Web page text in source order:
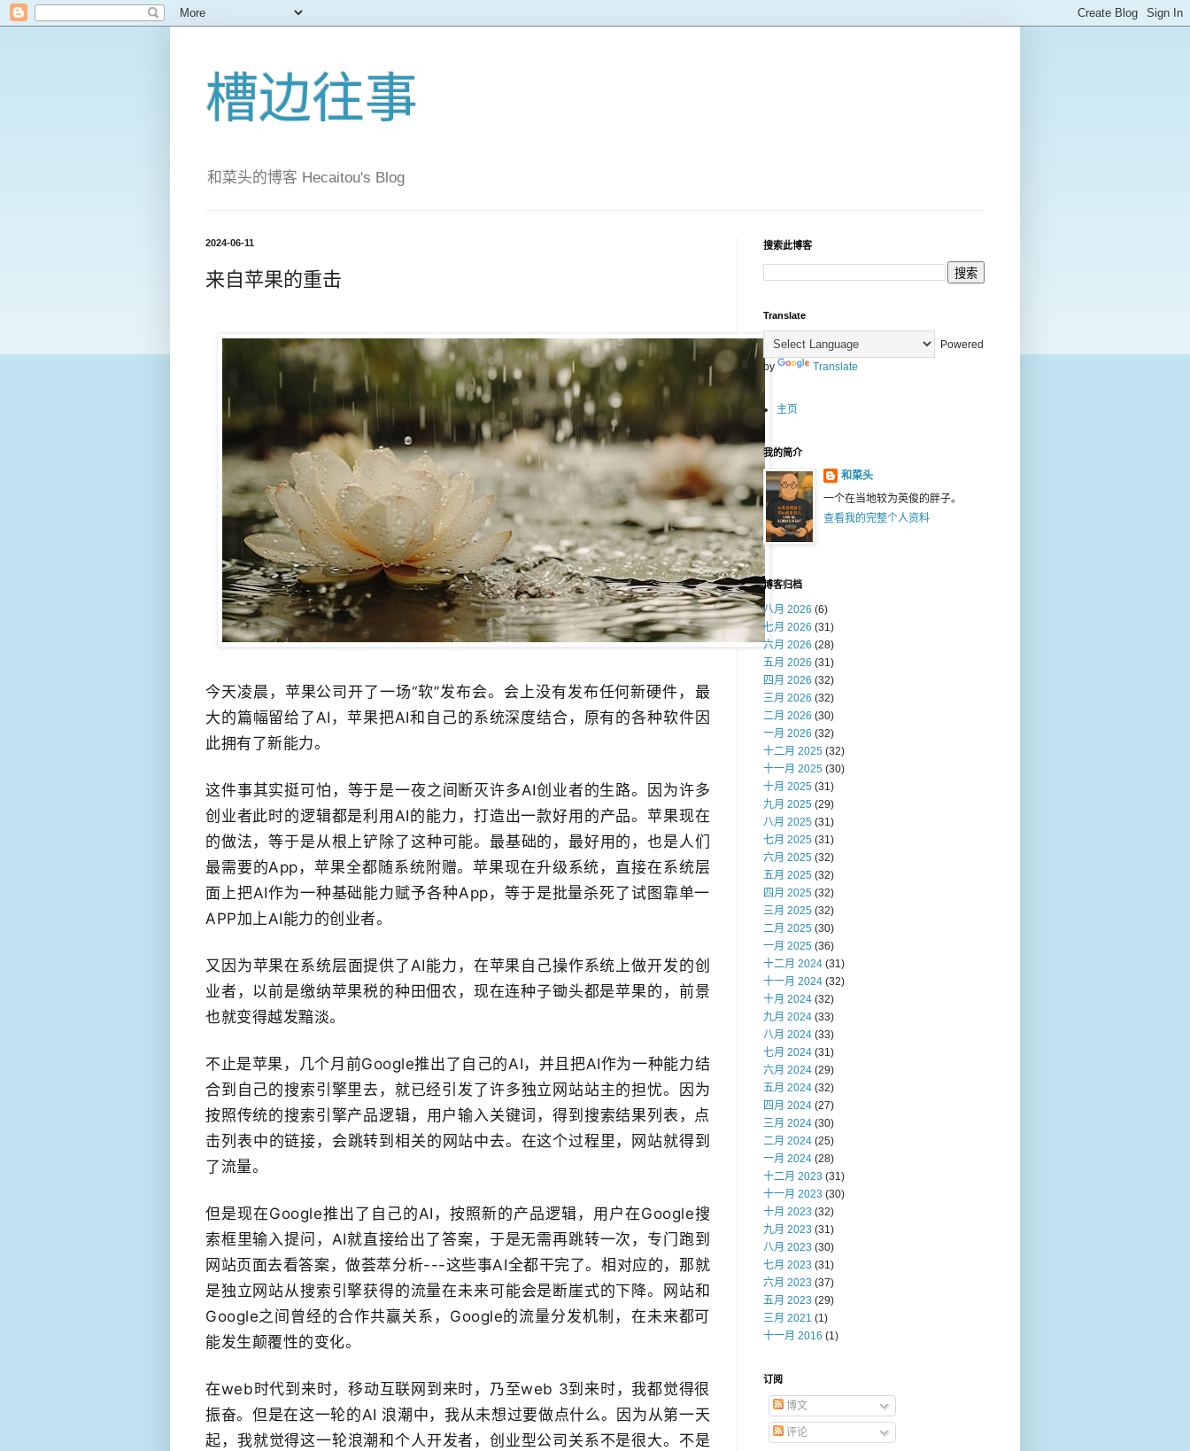
槽边往事
和菜头的博客 Hecaitou's Blog
2024-06-11
来自苹果的重击
今天凌晨，苹果公司开了一场“软”发布会​。会上没有发布任何新硬件，​最
大的篇幅留给了AI，苹果​把AI和自己的系统深度结合，原有的各种软件因
此拥有了新能力。
这件事其实挺可怕，等于是一夜之间断灭许多AI创业者的生路。因为许多
创业者此时的逻辑都是利用AI的能力，​打造出一款好用的产品。苹果现在
的做法，等于是从根上​铲除了这种可能。最基础的，最好用的，也是人们
最需要的App，苹果全都​随系统附赠。苹果现在升级系统，直接在系统层
面上把AI作为一种基础能力赋予​各种App，等于是批量杀死了试图靠单一
APP加上AI​能力的创业者。
又因为苹果在系统层面提供了AI能力，在苹果自己操作系统上做开发的创
业者，以前是缴纳苹果税的种田佃农，现在连种子锄头都是苹果的，​前景
也就变得越发黯淡。
不止是苹果，几个月前Google推出了自己的AI，并且把AI作为一种能力结
合到自己的搜索引擎里去，就已经引发了​许多独立网站站主的担忧。因为
按照传统的搜索引擎产品逻辑，用户输入关键词，得到搜索结果列表，点
击​列表中的链接，会跳转到相关的网站中去。在这个过程里，网站就得到
了​流量。
但是现在Google推出了自己的AI，按照新的产品逻辑，用户在Google搜
索框里输入提问，AI就直接给出了​答案，于是无需再跳转一次，专门跑到
网站页面去看答案，做荟萃分析​---这些事AI全都干完了。相对应的，那就
是独立网站从搜索引擎获得的流量在未来​可能会是断崖式的下降。网站和
Google之间曾经的合作共赢关系，Google的流量分发机制，​在未来都可
能发生颠覆性的变化。
在web时代到来时，移动互联网到来时，乃至web 3​到来时，我都觉得很
振奋。但是在这一轮的AI 浪潮中，​我从未想过要做点什么。因为从第一天
起，​我就觉得这一轮浪潮和个人开发者，创业型公司关系不是很大。不是
搜索此博客
Translate
Powered
by
Translate
主页
我的简介
和菜头
一个在当地较为英俊的胖子。
查看我的完整个人资料
博客归档
八月 2026 (6)
七月 2026 (31)
六月 2026 (28)
五月 2026 (31)
四月 2026 (32)
三月 2026 (32)
二月 2026 (30)
一月 2026 (32)
十二月 2025 (32)
十一月 2025 (30)
十月 2025 (31)
九月 2025 (29)
八月 2025 (31)
七月 2025 (31)
六月 2025 (32)
五月 2025 (32)
四月 2025 (32)
三月 2025 (32)
二月 2025 (30)
一月 2025 (36)
十二月 2024 (31)
十一月 2024 (32)
十月 2024 (32)
九月 2024 (33)
八月 2024 (33)
七月 2024 (31)
六月 2024 (29)
五月 2024 (32)
四月 2024 (27)
三月 2024 (30)
二月 2024 (25)
一月 2024 (28)
十二月 2023 (31)
十一月 2023 (30)
十月 2023 (32)
九月 2023 (31)
八月 2023 (30)
七月 2023 (31)
六月 2023 (37)
五月 2023 (29)
三月 2021 (1)
十一月 2016 (1)
订阅
博文
评论